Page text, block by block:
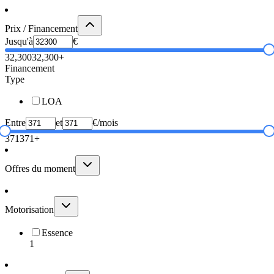
Prix / Financement
Jusqu'à
€
32,30032,300+
Financement
Type
LOA
Entre et
€/mois
371371+
Offres du moment
Motorisation
Essence
1